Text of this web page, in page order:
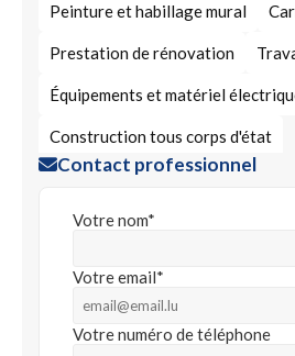
Peinture et habillage mural
Prestation de rénovation
Équipements et matériel
Construction tous corps d'état
Pose revêtement de sol Vente
Façade bâtiment
Electricien
Appareillage de distribution et de
Contact professionnel
Votre nom*
Votre email*
Votre numéro de téléphone